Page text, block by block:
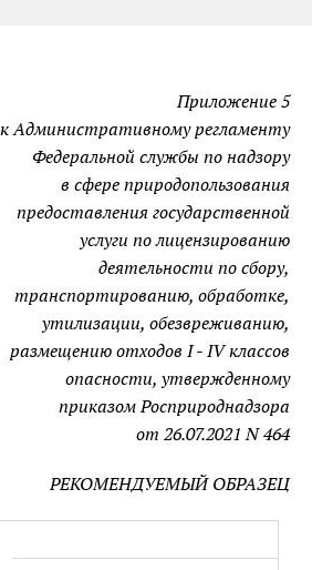
Приложение 5
к Административному регламенту
Федеральной службы по надзору
в сфере природопользования
предоставления государственной
услуги по лицензированию
деятельности по сбору,
транспортированию, обработке,
утилизации, обезвреживанию,
размещению отходов I - IV классов
опасности, утвержденному
приказом Росприроднадзора
от 26.07.2021 N 464
РЕКОМЕНДУЕМЫЙ ОБРАЗЕЦ